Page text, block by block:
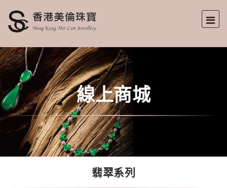
線上商城
翡翠系列